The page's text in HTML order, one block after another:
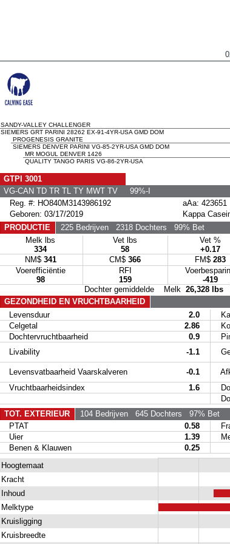
SANDY-VALLEY CHALLENGER
SIEMERS GRT PARINI 28262 EX-91-4YR-USA GMD DOM
PROGENESIS GRANITE
SIEMERS DENVER PARINI VG-85-2YR-USA GMD DOM
MR MOGUL DENVER 1426
QUALITY TANGO PARIS VG-86-2YR-USA
GTPI 3001
VG-CAN TD TR TL TY MWT TV 99%-I
Reg. #: HO840M3143986192
aAa: 423651
Geboren: 03/17/2019
Kappa
PRODUCTIE
225 Bedrijven2318 Dochters 99% Bet
Melk lbs
334
Vet lbs
58
Vet %
+0.17
NM$ 341 CM$ 366 FM$ 283
Voerefficiëntie
98
RFI
159
-419
Dochter gemiddelde Melk 26,328 lbs
GEZONDHEID EN VRUCHTBAARHEID
Levensduur
2.0
Celgetal
2.86
Dochtervruchtbaarheid
0.9
Livability
-1.1
Levensvatbaarheid Vaarskalveren
-0.1
Vruchtbaarheidsindex
1.6
TOT. EXTERIEUR
104 Bedrijven645 Dochters 97% Bet
PTAT
0.58
Uier
1.39
Benen & Klauwen
0.25
Hoogtemaat
Kracht
Inhoud
Melktype
Kruisligging
Kruisbreedte